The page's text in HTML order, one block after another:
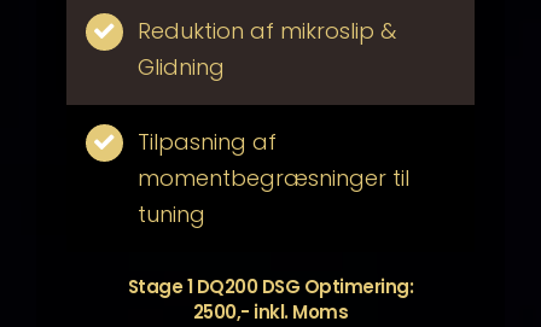
Reduktion af mikroslip &
Glidning
Tilpasning af
momentbegræsninger til
tuning
Stage 1 DQ200 DSG Optimering:
2500,- inkl. Moms